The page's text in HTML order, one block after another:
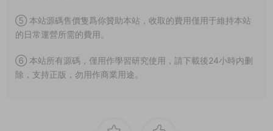
⑤ 本站源碼售價隻爲你贊助本站，收取的費用僅用于維持本站
的日常運營所需的費用。
⑥ 本站所有源碼，僅用作學習研究使用，請下載後24小時内删
除，支持正版，勿用作商業用途。